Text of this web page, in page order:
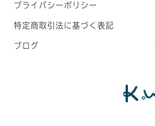
プライバシーポリシー
特定商取引法に基づく表記
ブログ